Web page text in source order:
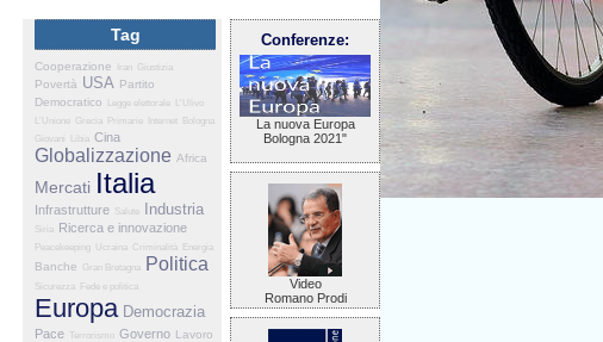
Tag
Cooperazione Iran Giustizia
Povertà USA Partito
Democratico
Legge elettorale
L'Ulivo
L'Unione
Grecia Primarie Internet
Bologna
Giovani
Libia Cina
Globalizzazione Africa
Mercati Italia
Infrastrutture Salute Industria
Siria Ricerca e innovazione
Peacekeeping Ucraina Criminalità Energia
Banche Gran Bretagna Politica
Sicurezza Fede e politica
Europa Democrazia
Pace Terrorismo Governo Lavoro
Conferenze:
La nuova Europa
Bologna 2021"
Video
Romano Prodi